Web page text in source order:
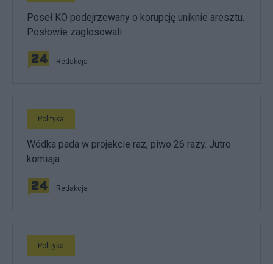
Poseł KO podejrzewany o korupcję uniknie aresztu.
Posłowie zagłosowali
Redakcja
Polityka
Wódka pada w projekcie raz, piwo 26 razy. Jutro
komisja
Redakcja
Polityka